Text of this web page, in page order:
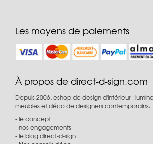
Les moyens de paiements
À propos de direct-d-sign.com
Depuis 2006, eshop de design d'intérieur :
meubles et déco de designers contemporains.
le concept
nos engagements
le blog direct-d-sign